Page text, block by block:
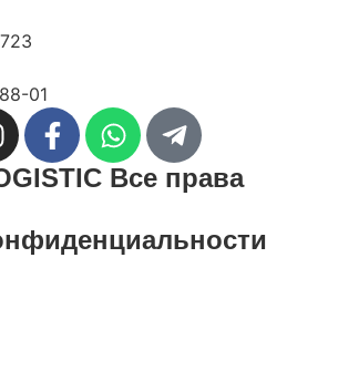
01
Все права